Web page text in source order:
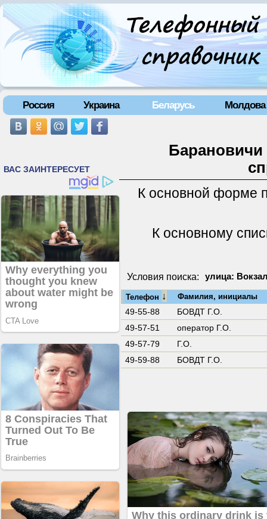
Россия Украина Беларусь Молдова
Барановичи
К основной форме
К основному
Условия поиска: улица:
Телефон ↓ Фамилия, инициалы
49-55-88
БОВДТ Г.О.
49-57-51
оператор Г.О.
49-57-79
Г.О.
49-59-88
БОВДТ Г.О.